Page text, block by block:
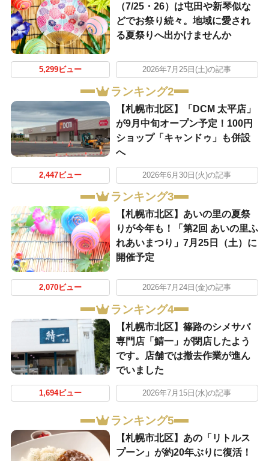
（7/25・26）は屯田や新琴似な
どでお祭り続々。地域に愛され
る夏祭りへ出かけませんか
5,299ビュー 2026年7月25日(土)の記事
ランキング2
【札幌市北区】「DCM 太平店」
が9月中旬オープン予定！100円
ショップ「キャンドゥ」も併設
へ
2,447ビュー 2026年6月30日(火)の記事
ランキング3
【札幌市北区】あいの里の夏祭
りが今年も！「第2回 あいの里ふ
れあいまつり」7月25日（土）に
開催予定
2,070ビュー 2026年7月24日(金)の記事
ランキング4
【札幌市北区】篠路のシメサバ
専門店「鯖一」が閉店したよう
です。店舗では撤去作業が進ん
でいました
1,694ビュー 2026年7月15日(水)の記事
ランキング5
【札幌市北区】あの「リトルス
プーン」が約20年ぶりに復活！